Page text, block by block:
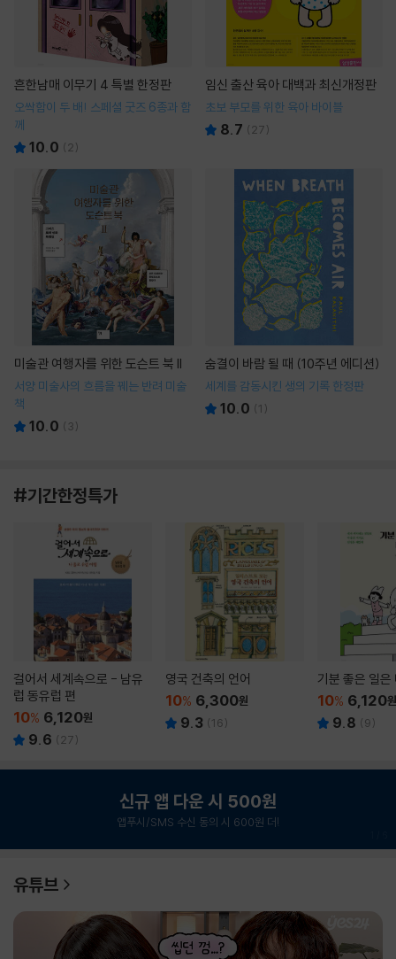
흔한남매 이무기 4 특별 한정판
오싹함이 두 배! 스페셜 굿즈 6종과 함
께
10.0 ( 2)
임신 출산 육아 대백과 최신개정판
초보 부모를 위한 육아 바이블
8.7 ( 27)
미술관 여행자를 위한 도슨트 북 II
서양 미술사의 흐름을 꿰는 반려 미술
책
10.0 ( 3)
숨결이 바람 될 때 (10주년 에디션)
세계를 감동시킨 생의 기록 한정판
10.0 (1 )
#기간한정특가
걸어서 세계속으로 - 남유
럽 동유럽 편
10% 6,120원
9.6 ( 27)
영국 건축의 언어
10% 6,300원
9.3 (16)
기분 좋은 일은
10% 6,120원
9.8 (9)
신규 앱 다운 시 500원
앱푸시/SMS 수신 동의 시 600원 더!
유튜브